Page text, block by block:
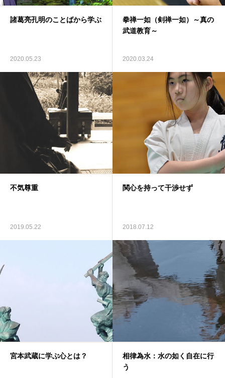
諸葛亮孔明のことばから学ぶ
2020.05.23
拳禅一如（剣禅一如）～真の
武道教育～
2020.03.24
不気尊重
2019.05.22
関心を持って干渉せず
2018.07.12
宮本武蔵に学ぶ心とは？
相律為水：水の如く自在に行
う